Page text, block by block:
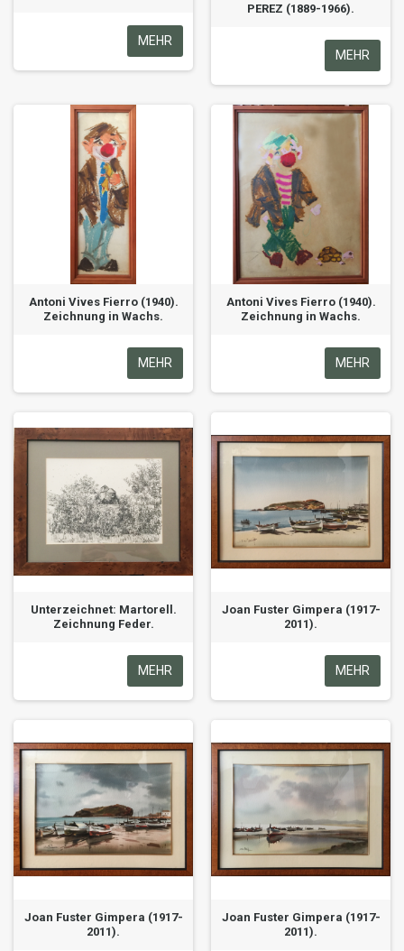
MEHR
PEREZ (1889-1966).
MEHR
Antoni Vives Fierro (1940).
Zeichnung in Wachs.
MEHR
Antoni Vives Fierro (1940).
Zeichnung in Wachs.
MEHR
Unterzeichnet: Martorell.
Zeichnung Feder.
MEHR
Joan Fuster Gimpera (1917-
2011).
MEHR
Joan Fuster Gimpera (1917-
2011).
Joan Fuster Gimpera (1917-
2011).